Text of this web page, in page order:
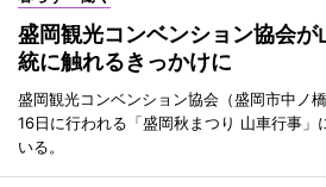
盛岡観光コンベンション協会
統に触れるきっかけに
盛岡観光コンベンション協会（盛岡市中ノ
16日に行われる「盛岡秋まつり 山車行事」
いる。